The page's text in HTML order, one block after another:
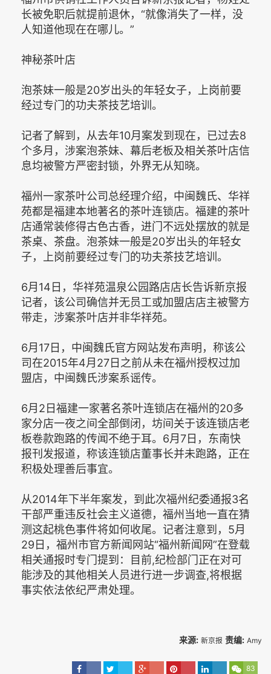
长被免职后就提前退休，“就像消失了一样，没
人知道他现在在哪儿。”
神秘茶叶店
泡茶妹一般是20岁出头的年轻女子，上岗前要
经过专门的功夫茶技艺培训。
记者了解到，从去年10月案发到现在，已过去8
个多月，涉案泡茶妹、幕后老板及相关茶叶店信
息均被警方严密封锁，外界无从知晓。
福州一家茶叶公司总经理介绍，中闽魏氏、华祥
苑都是福建本地著名的茶叶连锁店。福建的茶叶
店通常装修得古色古香，进门不远处摆放的就是
茶桌、茶盘。泡茶妹一般是20岁出头的年轻女
子，上岗前要经过专门的功夫茶技艺培训。
6月14日，华祥苑温泉公园路店店长告诉新京报
记者，该公司确信并无员工或加盟店店主被警方
带走，涉案茶叶店并非华祥苑。
6月17日，中闽魏氏官方网站发布声明，称该公
司在2015年4月27日之前从未在福州授权过加
盟店，中闽魏氏涉案系谣传。
6月2日福建一家著名茶叶连锁店在福州的20多
家分店一夜之间全部倒闭，坊间关于该连锁店老
板卷款跑路的传闻不绝于耳。6月7日，东南快
报刊发报道，称该连锁店董事长并未跑路，正在
积极处理善后事宜。
从2014年下半年案发，到此次福州纪委通报3名
干部严重违反社会主义道德，福州当地一直在猜
测这起桃色事件将如何收尾。记者注意到，5月
29日，福州市官方新闻网站“福州新闻网”在登载
相关通报时专门提到：目前,纪检部门正在对可
能涉及的其他相关人员进行进一步调查,将根据
事实依法依纪严肃处理。
来源: 新京报 责编: Amy
83